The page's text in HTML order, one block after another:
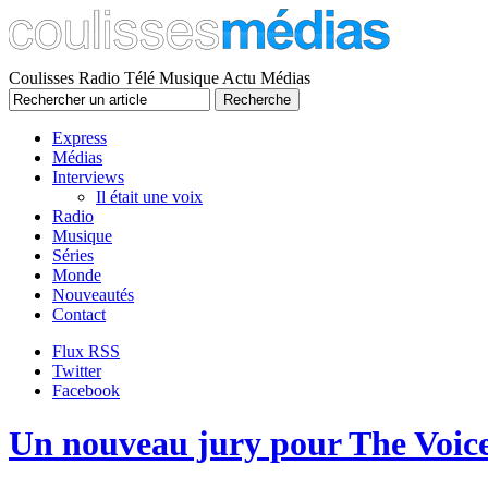
Coulisses Radio Télé Musique Actu Médias
Express
Médias
Interviews
Il était une voix
Radio
Musique
Séries
Monde
Nouveautés
Contact
Flux RSS
Twitter
Facebook
Un nouveau jury pour The